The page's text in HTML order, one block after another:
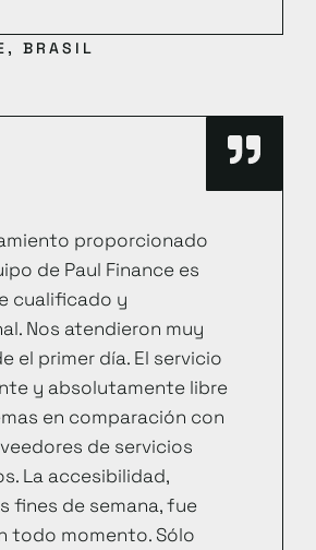
BRASIL
proporcionado
de Paul Finance es
cualificado y
Nos atendieron muy
el primer día. El servicio
y absolutamente libre
en comparación con
de servicios
La accesibilidad,
fines de semana, fue
todo momento. Sólo